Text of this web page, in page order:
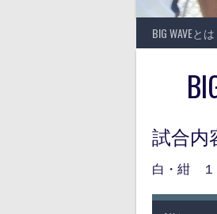
BIG WAVEとは
試合内
白・紺 １